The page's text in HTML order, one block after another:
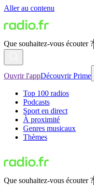
Aller au contenu
Que souhaitez-vous écouter ?
Ouvrir l'appDécouvrir Prime
Top 100 radios
Podcasts
Sport en direct
À proximité
Genres musicaux
Thèmes
Que souhaitez-vous écouter ?